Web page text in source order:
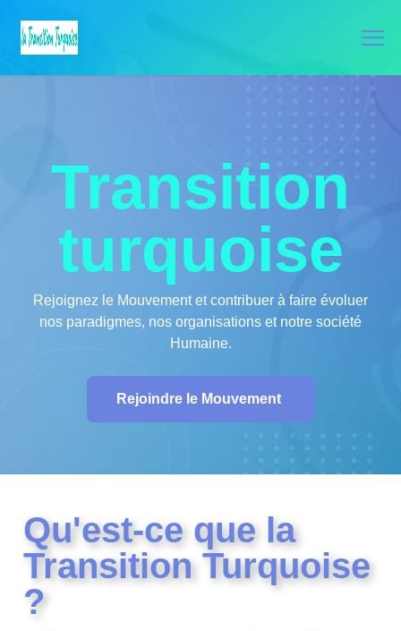
Transition
turquoise
Rejoignez le Mouvement et contribuer à faire évoluer
nos paradigmes, nos organisations et notre société
Humaine.
Rejoindre le Mouvement
Qu'est-ce que la
Transition Turquoise
?